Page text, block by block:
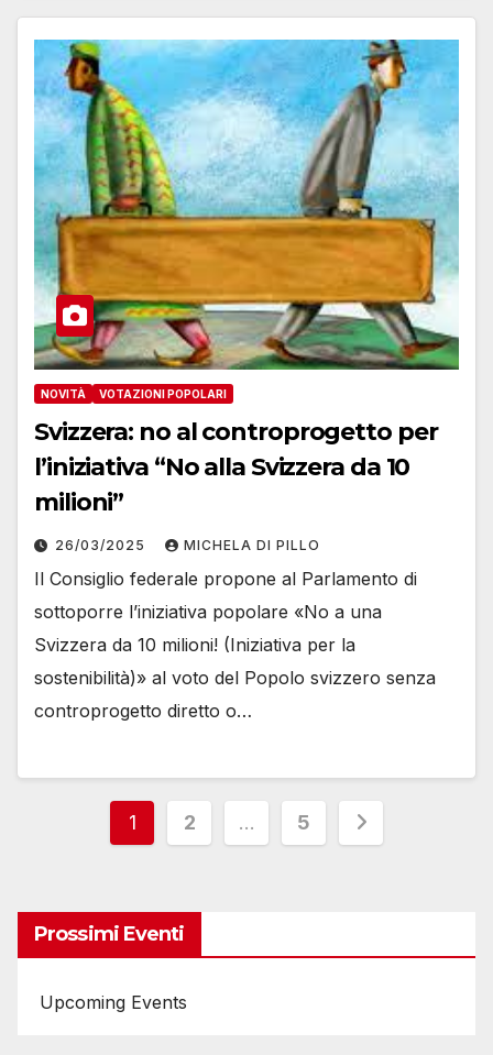
NOVITÀ VOTAZIONI POPOLARI
Svizzera: no al controprogetto per
l’iniziativa “No alla Svizzera da 10
milioni”
26/03/2025 MICHELA DI PILLO
Il Consiglio federale propone al Parlamento di
sottoporre l’iniziativa popolare «No a una
Svizzera da 10 milioni! (Iniziativa per la
sostenibilità)» al voto del Popolo svizzero senza
controprogetto diretto o…
Paginazione
articoli
1 2 … 5
Prossimi Eventi
Upcoming Events